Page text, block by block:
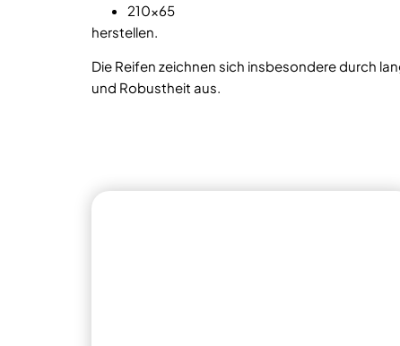
210×65
herstellen.
Die Reifen zeichnen sich insbesondere durch
und Robustheit aus.